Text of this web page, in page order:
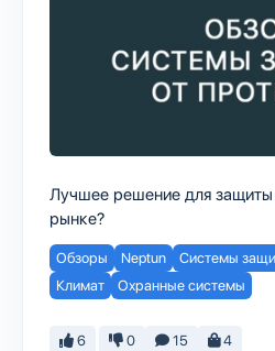
Лучшее решение для защиты
рынке?
Обзоры Neptun
Системы
Климат
Охранные системы
6 0 15 4